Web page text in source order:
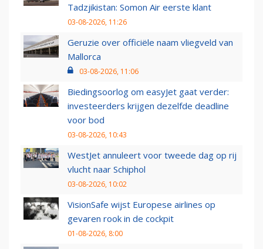
Tadzjikistan: Somon Air eerste klant
03-08-2026, 11:26
Geruzie over officiële naam vliegveld van
Mallorca
03-08-2026, 11:06
Biedingsoorlog om easyJet gaat verder:
investeerders krijgen dezelfde deadline
voor bod
03-08-2026, 10:43
WestJet annuleert voor tweede dag op rij
vlucht naar Schiphol
03-08-2026, 10:02
VisionSafe wijst Europese airlines op
gevaren rook in de cockpit
01-08-2026, 8:00